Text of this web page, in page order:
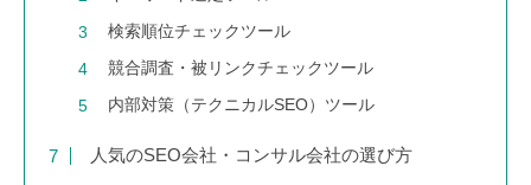
検索順位チェックツール
競合調査・被リンクチェックツール
内部対策（テクニカルSEO）ツール
人気のSEO会社・コンサル会社の選び方